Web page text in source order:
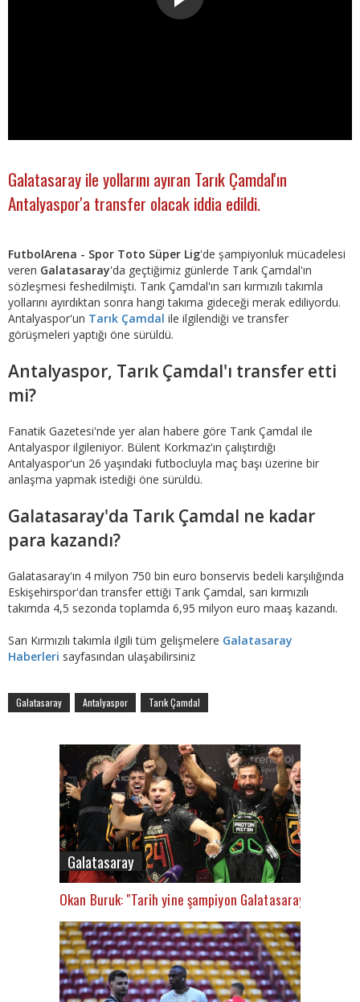
Galatasaray ile yollarını ayıran Tarık Çamdal'ın
Antalyaspor'a transfer olacak iddia edildi.
FutbolArena - Spor Toto Süper Lig'de şampiyonluk mücadelesi
veren Galatasaray'da geçtiğimiz günlerde Tarık Çamdal'ın
sözleşmesi feshedilmişti. Tarık Çamdal'ın sarı kırmızılı takımla
yollarını ayırdıktan sonra hangi takıma gideceği merak ediliyordu.
Antalyaspor'un Tarık Çamdal ile ilgilendiği ve transfer
görüşmeleri yaptığı öne sürüldü.
Antalyaspor, Tarık Çamdal'ı transfer etti
mi?
Fanatik Gazetesi'nde yer alan habere göre Tarık Çamdal ile
Antalyaspor ilgileniyor. Bülent Korkmaz'ın çalıştırdığı
Antalyaspor'un 26 yaşındaki futbocluyla maç başı üzerine bir
anlaşma yapmak istediği öne sürüldü.
Galatasaray'da Tarık Çamdal ne kadar
para kazandı?
Galatasaray'ın 4 milyon 750 bin euro bonservis bedeli karşılığında
Eskişehirspor'dan transfer ettiği Tarık Çamdal, sarı kırmızılı
takımda 4,5 sezonda toplamda 6,95 milyon euro maaş kazandı.
Sarı Kırmızılı takımla ilgili tüm gelişmelere Galatasaray
Haberleri sayfasından ulaşabilirsiniz
Galatasaray Antalyaspor Tarık Çamdal
Galatasaray
Okan Buruk: "Tarih yine şampiyon Galatasaray’ı